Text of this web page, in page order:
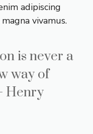
adipiscing
vivamus.
is never a
way of
Henry